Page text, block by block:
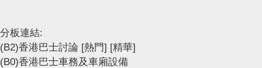
分板連結:
(B2)香港巴士討論 [熱門] [精華]
(B0)香港巴士車務及車廂設備